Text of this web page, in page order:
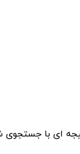
ای با جستجوی